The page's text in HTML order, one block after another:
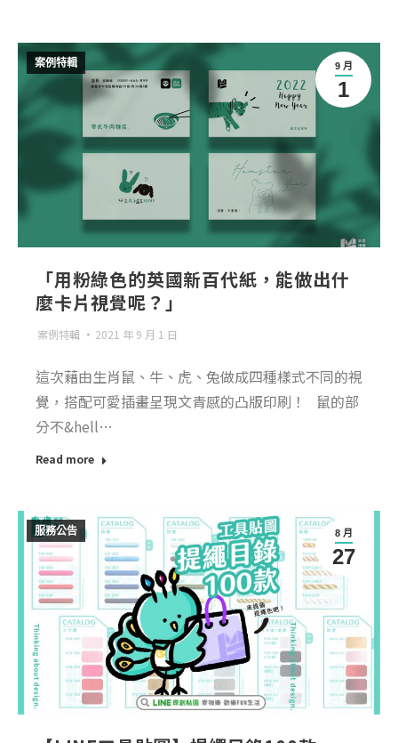
9 月
1
案例特輯
「用粉綠色的英國新百代紙，能做出什
麼卡片視覺呢？」
案例特輯 2021 年 9 月 1 日
這次藉由生肖鼠、牛、虎、兔做成四種樣式不同的視
覺，搭配可愛插畫呈現文青感的凸版印刷！ 鼠的部
分不&hell…
Read more
8 月
27
服務公告